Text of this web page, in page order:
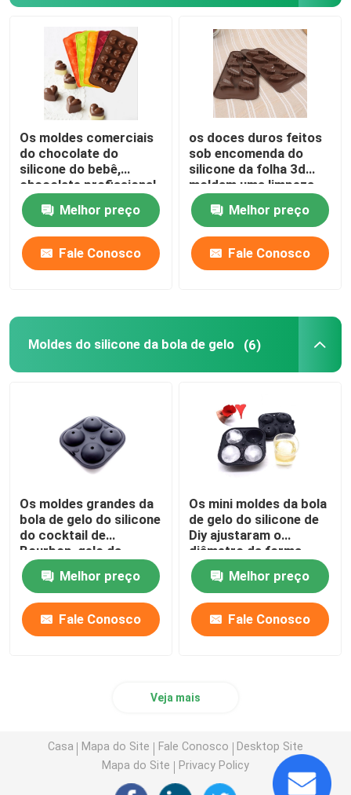
Os moldes comerciais
do chocolate do
silicone do bebê,
chocolate profissional
moldam o produto
comestívelMelhor preço
Fale Conosco
os doces duros feitos
sob encomenda do
silicone da folha 3d
moldam uma limpeza
fácil de pouco peso de
8 cavidadesMelhor preço
Fale Conosco
Moldes do silicone da bola de gelo (6)
Os moldes grandes da
bola de gelo do silicone
do cocktail de
Bourbon, gelo da
esfera moldam a
cavidade 4Melhor preço
Fale Conosco
Os mini moldes da bola
de gelo do silicone de
Diy ajustaram o
diâmetro da forma
redonda 5.6CM para
bebidasMelhor preço
Fale Conosco
Veja mais
Casa Mapa do Site Fale Conosco
Desktop Site
Mapa do Site
Privacy Policy